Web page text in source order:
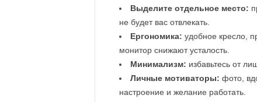
Выделите отдельное место:
не будет вас отвлекать.
Ергономика: удобное кресло,
монитор снижают усталость.
Минимализм: избавьтесь от
Личные мотиваторы: фото,
настроение и желание работать.